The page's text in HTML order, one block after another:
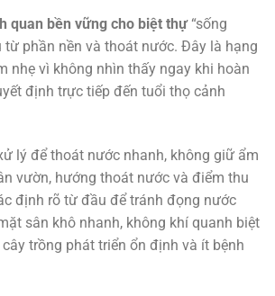
quan bền vững cho biệt thự“sống
từ phần nền và thoát nước. Đây là hạng
nhẹ vì không nhìn thấy ngay khi hoàn
định trực tiếp đến tuổi thọ cảnh
lý để thoát nước nhanh, không giữ ẩm
vườn, hướng thoát nước và điểm thu
định rõ từ đầu để tránh đọng nước
sân khô nhanh, không khí quanh biệt
trồng phát triển ổn định và ít bệnh